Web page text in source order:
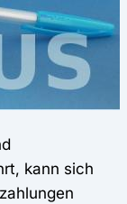
kann sich